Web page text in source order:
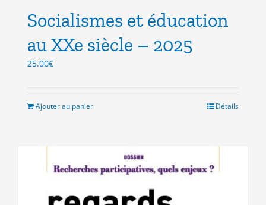
Socialismes et éducation
au XXe siècle – 2025
25.00€
Ajouter au panier Détails